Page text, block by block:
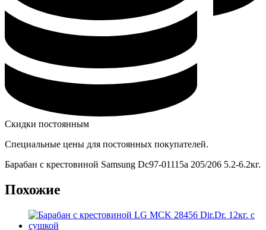
Скидки постоянным
Специальные цены для постоянных покупателей.
Барабан с крестовиной Samsung Dc97-01115a 205/206 5.2-6.2кг.
Похожие